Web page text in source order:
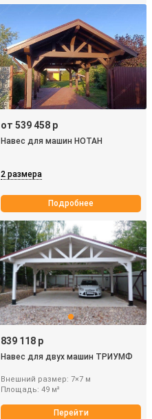
от 539 458 р
Навес для машин НОТАН
2 размера
Подробнее
839 118 р
Навес для двух машин ТРИУМФ
Внешний размер: 7×7 м
Площадь: 49 м²
Перейти